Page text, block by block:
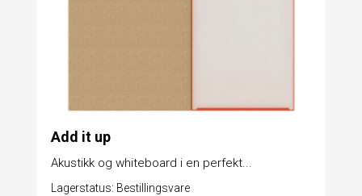
Add it up
Akustikk og whiteboard i en perfekt...
Lagerstatus: Bestillingsvare